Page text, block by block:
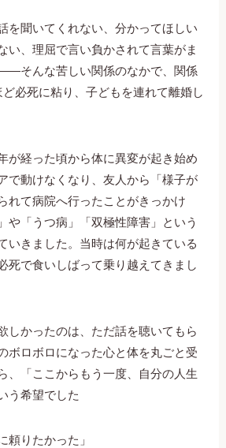
を聞いてくれない、分かってほしい
い、理屈で言い負かされて言葉がま
そんな苦しい関係のなかで、関係
必死に粘り、子どもを連れて離婚し
が経った頃から体に異変が起き始め
で動けなくなり、友人から「様子が
れて病院へ行ったことがきっかけ
や「うつ病」「双極性障害」という
いきました。当時は何が起きている
死で食いしばって乗り越えてきまし
しかったのは、ただ話を聴いてもら
ボロボロになった心と体を丸ごと受
、「ここからもう一度、自分の人生
う希望でした
頼りたかった」